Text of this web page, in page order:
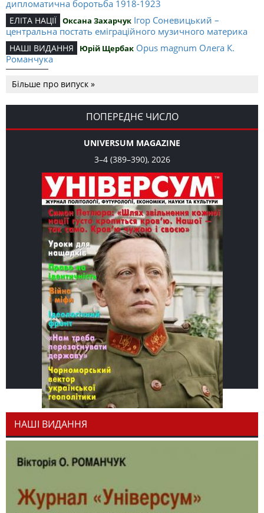
дипломатична боротьба 1918-1923
ЕЛІТА НАЦІЇ Оксана Захарчук Ігор Соневицький –
центральна постать еміграційного музичного материка
НАШІ ВИДАННЯ Юрій Щербак Opus magnum Олега К.
Романчука
Романчука
СЛОВО РЕДАКЦІЙНЕ Олег К. Романчук Журавель і синиця
як уособлення української політстратегії й тактики
Більше про випуск »
ПОПЕРЕДНЄ ЧИСЛО
UNIVERSUM MAGAZINE
3–4 (389–390), 2026
НАШІ ВИДАННЯ